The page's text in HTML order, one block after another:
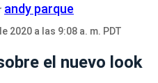
andy parque
2020 a las 9:08 a. m. PDT
el nuevo look